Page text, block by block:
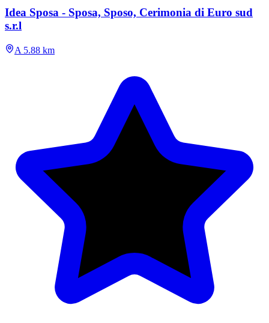
Idea Sposa - Sposa, Sposo, Cerimonia di Euro sud
s.r.l
A 5.88 km